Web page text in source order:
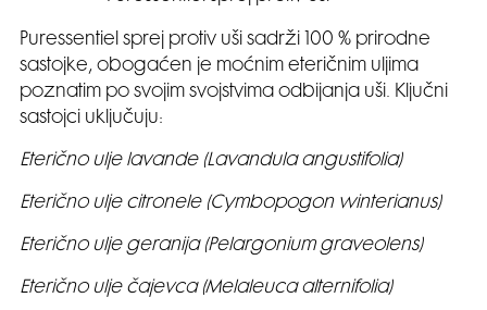
Puressentiel sprej protiv uši sadrži 100 % prirodne
sastojke, obogaćen je moćnim eteričnim uljima
poznatim po svojim svojstvima odbijanja uši. Ključni
sastojci uključuju:
Eterično ulje lavande (Lavandula angustifolia)
Eterično ulje citronele (Cymbopogon winterianus)
Eterično ulje geranija (Pelargonium graveolens)
Eterično ulje čajevca (Melaleuca alternifolia)